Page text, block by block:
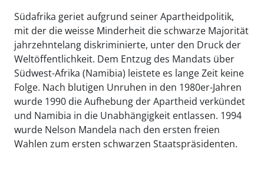
Südafrika geriet aufgrund seiner Apartheidpolitik,
mit der die weisse Minderheit die schwarze Majorität
jahrzehntelang diskriminierte, unter den Druck der
Weltöffentlichkeit. Dem Entzug des Mandats über
Südwest-Afrika (Namibia) leistete es lange Zeit keine
Folge. Nach blutigen Unruhen in den 1980er-Jahren
wurde 1990 die Aufhebung der Apartheid verkündet
und Namibia in die Unabhängigkeit entlassen. 1994
wurde Nelson Mandela nach den ersten freien
Wahlen zum ersten schwarzen Staatspräsidenten.